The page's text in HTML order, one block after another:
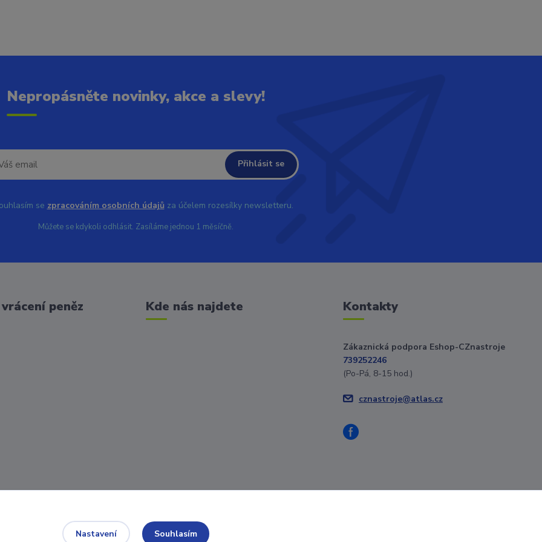
Nepropásněte novinky, akce a slevy!
Přihlásit se
se zpracováním osobních údajů za účelem rozesílky newsletteru.
Můžete se kdykoli odhlásit. Zasíláme jednou 1 měsíčně.
peněz Kde nás najdete Kontakty
Zákaznická podpora Eshop-CZnastroje
739252246
(Po-Pá, 8-15 hod.)
cznastroje@atlas.cz
Nastavení Souhlasím